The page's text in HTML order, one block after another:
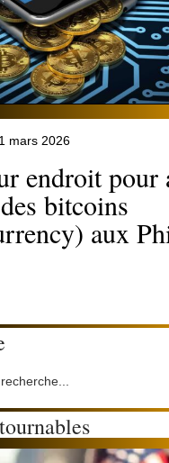
mars 2026
endroit pour
bitcoins
aux